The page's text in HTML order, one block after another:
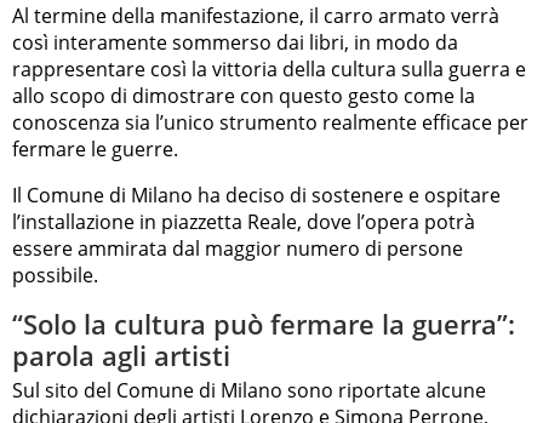
Al termine della manifestazione, il carro armato verrà
così interamente sommerso dai libri, in modo da
rappresentare così la vittoria della cultura sulla guerra e
allo scopo di dimostrare con questo gesto come la
conoscenza sia l’unico strumento realmente efficace per
fermare le guerre.
Il Comune di Milano ha deciso di sostenere e ospitare
l’installazione in piazzetta Reale, dove l’opera potrà
essere ammirata dal maggior numero di persone
possibile.
“Solo la cultura può fermare la guerra”:
parola agli artisti
Sul sito del Comune di Milano sono riportate alcune
dichiarazioni degli artisti Lorenzo e Simona Perrone,